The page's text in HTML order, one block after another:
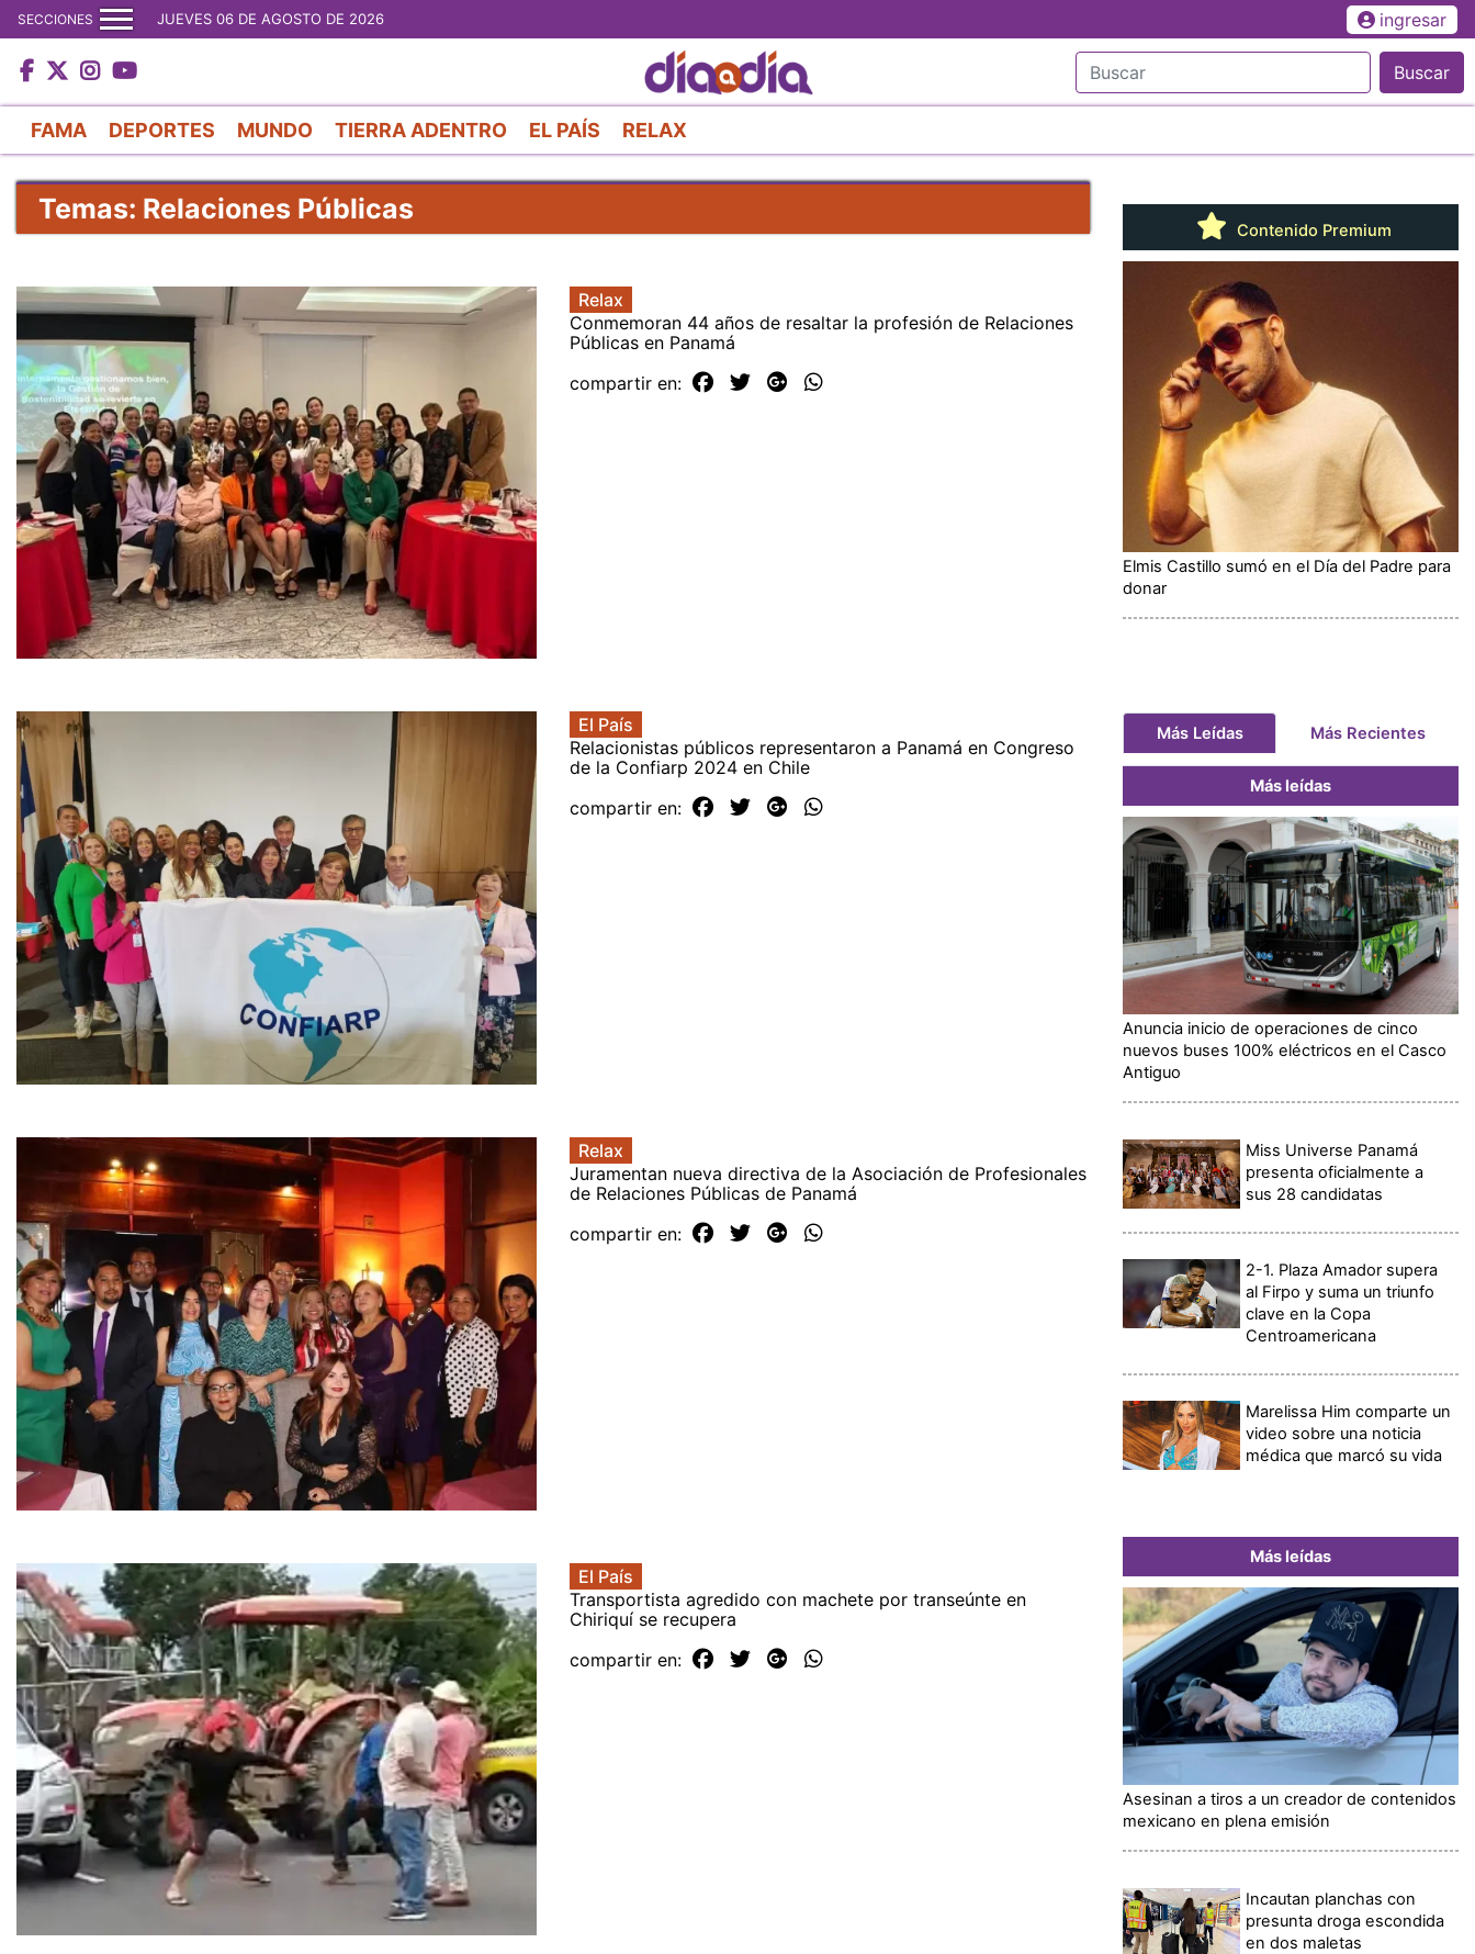
al
contenido
principal
SECCIONES JUEVES 06 DE AGOSTO DE 2026 ingresar
Buscar
FAMA DEPORTES MUNDO TIERRA ADENTRO EL PAÍS RELAX
Temas: Relaciones Públicas
Relax
Conmemoran 44 años de resaltar la profesión de Relaciones
Públicas en Panamá
compartir en:
El País
Relacionistas públicos representaron a Panamá en Congreso
de la Confiarp 2024 en Chile
compartir en:
Relax
Juramentan nueva directiva de la Asociación de Profesionales
de Relaciones Públicas de Panamá
compartir en:
El País
Transportista agredido con machete por transeúnte en
Chiriquí se recupera
compartir en:
Contenido Premium
Elmis Castillo sumó en el Día del Padre para
donar
Más Leídas Más Recientes
Más leídas
Anuncia inicio de operaciones de cinco
nuevos buses 100% eléctricos en el Casco
Antiguo
Miss Universe Panamá
presenta oficialmente a
sus 28 candidatas
2-1. Plaza Amador supera
al Firpo y suma un triunfo
clave en la Copa
Centroamericana
Marelissa Him comparte un
video sobre una noticia
médica que marcó su vida
Más leídas
Asesinan a tiros a un creador de contenidos
mexicano en plena emisión
Incautan planchas con
presunta droga escondida
en dos maletas